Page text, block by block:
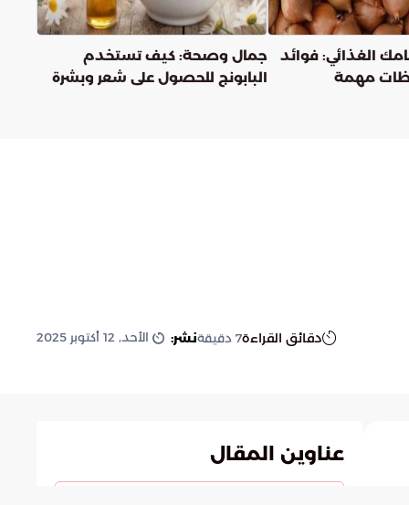
الغذائي: فوائد
مهمة
جمال وصحة: كيف تستخدم
البابونج للحصول على شعر وبشرة
دقائق القراءة7 دقيقةنشر: الأحد, 12 أكتوبر 2025
عناوين المقال